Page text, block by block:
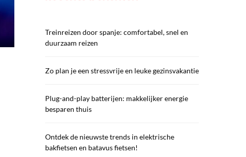
Treinreizen door spanje: comfortabel, snel en
duurzaam reizen
Zo plan je een stressvrije en leuke gezinsvakantie
Plug-and-play batterijen: makkelijker energie
besparen thuis
Ontdek de nieuwste trends in elektrische
bakfietsen en batavus fietsen!